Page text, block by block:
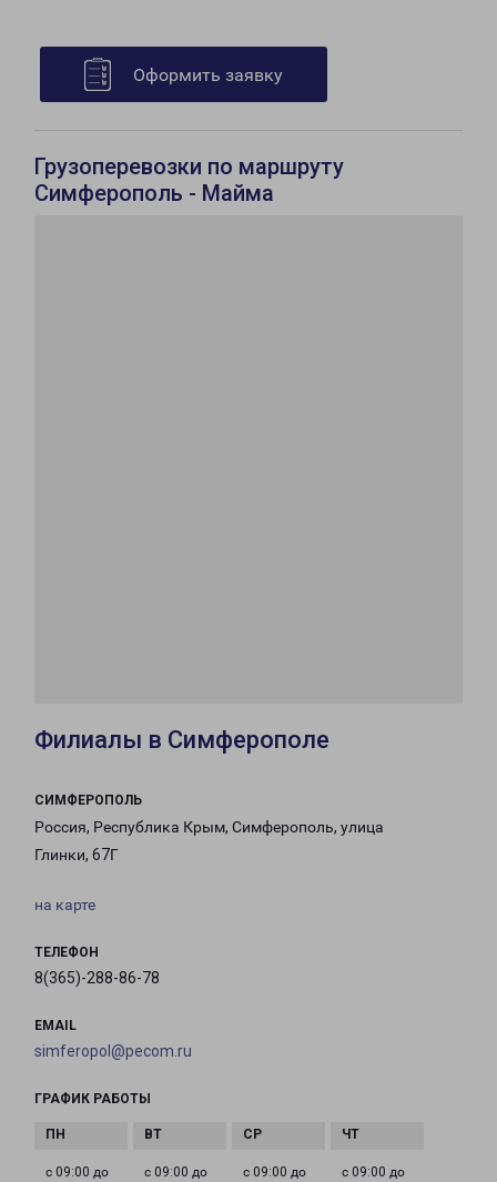
Оформить заявку
Грузоперевозки по маршруту
Симферополь - Майма
Филиалы в Симферополе
СИМФЕРОПОЛЬ
Россия, Республика Крым, Симферополь, улица
Глинки, 67Г
на карте
ТЕЛЕФОН
8(365)-288-86-78
EMAIL
simferopol@pecom.ru
ГРАФИК РАБОТЫ
с 09:00 до
с 09:00 до
с 09:00 до
с 09:00 до